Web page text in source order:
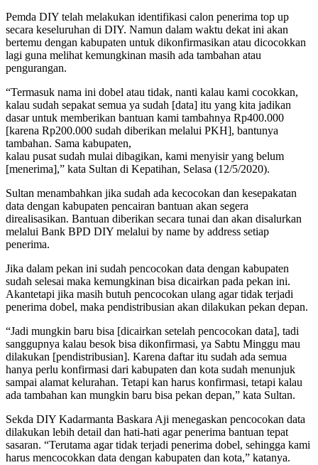
Pemda DIY telah melakukan identifikasi calon penerima top up
secara keseluruhan di DIY. Namun dalam waktu dekat ini akan
bertemu dengan kabupaten untuk dikonfirmasikan atau dicocokkan
lagi guna melihat kemungkinan masih ada tambahan atau
pengurangan.
“Termasuk nama ini dobel atau tidak, nanti kalau kami cocokkan,
kalau sudah sepakat semua ya sudah [data] itu yang kita jadikan
dasar untuk memberikan bantuan kami tambahnya Rp400.000
[karena Rp200.000 sudah diberikan melalui PKH], bantunya
tambahan. Sama kabupaten,
kalau pusat sudah mulai dibagikan, kami menyisir yang belum
[menerima],” kata Sultan di Kepatihan, Selasa (12/5/2020).
Sultan menambahkan jika sudah ada kecocokan dan kesepakatan
data dengan kabupaten pencairan bantuan akan segera
direalisasikan. Bantuan diberikan secara tunai dan akan disalurkan
melalui Bank BPD DIY melalui by name by address setiap
penerima.
Jika dalam pekan ini sudah pencocokan data dengan kabupaten
sudah selesai maka kemungkinan bisa dicairkan pada pekan ini.
Akantetapi jika masih butuh pencocokan ulang agar tidak terjadi
penerima dobel, maka pendistribusian akan dilakukan pekan depan.
“Jadi mungkin baru bisa [dicairkan setelah pencocokan data], tadi
sanggupnya kalau besok bisa dikonfirmasi, ya Sabtu Minggu mau
dilakukan [pendistribusian]. Karena daftar itu sudah ada semua
hanya perlu konfirmasi dari kabupaten dan kota sudah menunjuk
sampai alamat kelurahan. Tetapi kan harus konfirmasi, tetapi kalau
ada tambahan kan mungkin baru bisa pekan depan,” kata Sultan.
Sekda DIY Kadarmanta Baskara Aji menegaskan pencocokan data
dilakukan lebih detail dan hati-hati agar penerima bantuan tepat
sasaran. “Terutama agar tidak terjadi penerima dobel, sehingga kami
harus mencocokkan data dengan kabupaten dan kota,” katanya.